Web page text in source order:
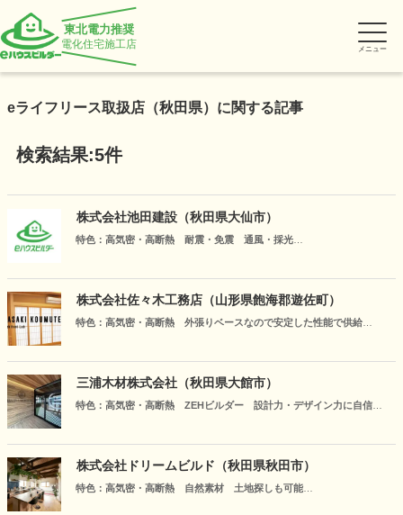
東北電力推奨
電化住宅施工店 メニュー
eライフリース取扱店（秋田県）に関する記事
検索結果:5件
株式会社池田建設（秋田県大仙市）
特色：高気密・高断熱 耐震・免震 通風・採光
を頂いております。これからも性能の高い、快適な健康住宅を提供し
てまいります。
株式会社佐々木工務店（山形県飽海郡遊佐町）
特色：高気密・高断熱 外張りベースなので安定した性能で供給
にこだわらず費用対効果を考慮し、バランスがとれたご提案をさせて
いただきます。
三浦木材株式会社（秋田県大館市）
特色：高気密・高断熱 ZEHビルダー 設計力・デザイン力に自信あ
見据えて、お住まいのご提案をすることです。一家族ごとに、一人ひ
とりの状況に合った家づくりを提案し、夢を現実のものとしていくこ
とです。
株式会社ドリームビルド（秋田県秋田市）
特色：高気密・高断熱 自然素材 土地探しも可能